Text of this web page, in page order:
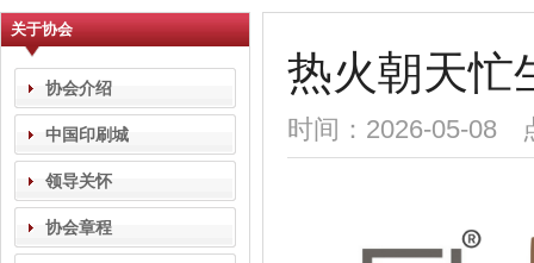
关于协会
协会介绍
中国印刷城
领导关怀
协会章程
热火朝天忙
时间：2026-05-08